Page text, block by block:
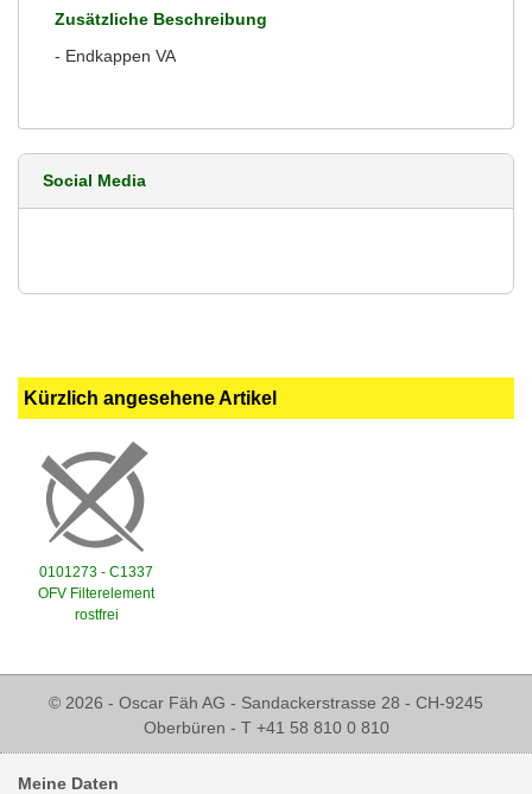
Zusätzliche Beschreibung
- Endkappen VA
Social Media
Kürzlich angesehene Artikel
0101273 - C1337
OFV Filterelement
rostfrei
© 2026 - Oscar Fäh AG - Sandackerstrasse 28 - CH-9245
Oberbüren - T +41 58 810 0 810
Meine Daten